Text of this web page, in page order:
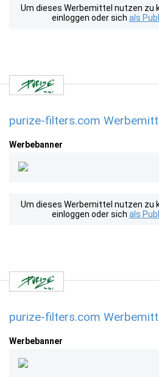
Um dieses Werbemittel nutzen zu
einloggen oder sich als
purize-filters.com
Werbebanner
Um dieses Werbemittel nutzen zu
einloggen oder sich als
purize-filters.com
Werbebanner